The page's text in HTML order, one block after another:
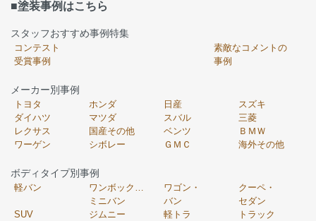
■塗装事例はこちら
スタッフおすすめ事例特集
コンテスト
受賞事例
素敵なコメントの
事例
メーカー別事例
トヨタ ホンダ 日産
スズキ
ダイハツ
マツダ スバル
三菱
レクサス
国産その他 ベンツ
ＢＭＷ
ワーゲン
シボレー ＧＭＣ 海外その他
ボディタイプ別事例
軽バン
ミニバン
ワゴン・
バン
クーペ・
セダン
SUV
ジムニー 軽トラ
トラック